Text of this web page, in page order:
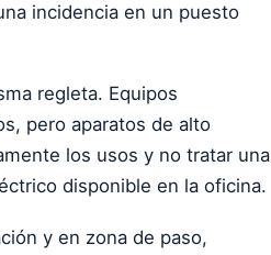
incidencia en un puesto
regleta. Equipos
pero aparatos de alto
los usos y no tratar una
disponible en la oficina.
y en zona de paso,